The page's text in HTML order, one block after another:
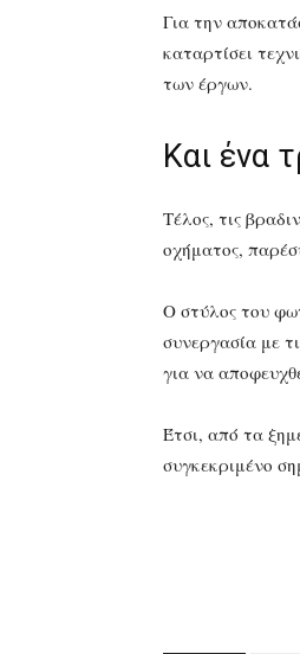
Για την
καταρτίσει
των έργων.
Και ένα
Τέλος, τις
οχήματος,
Ο στύλος του
συνεργασία με
για να
Έτσι, από τα
συγκεκριμένο